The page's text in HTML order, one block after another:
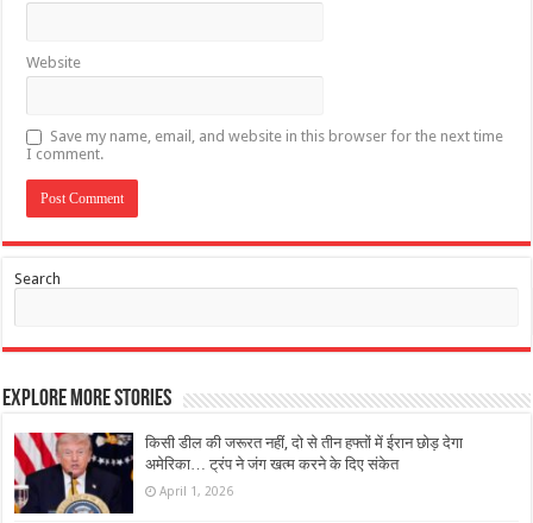
Website
Save my name, email, and website in this browser for the next time
I comment.
Search
Explore More Stories
किसी डील की जरूरत नहीं, दो से तीन हफ्तों में ईरान छोड़ देगा
अमेरिका… ट्रंप ने जंग खत्म करने के दिए संकेत
April 1, 2026